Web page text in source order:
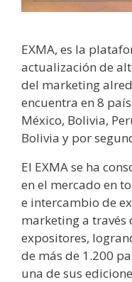
EXMA, es la
actualización de
del marketing
encuentra en 8
México, Bolivia,
Bolivia y por
El EXMA se ha
en el mercado en
e intercambio de
marketing a través
expositores,
de más de 1.200
una de sus